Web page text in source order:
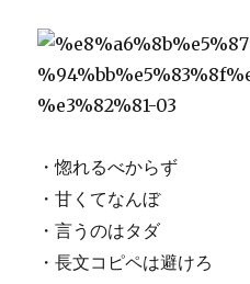
・惚れるべからず
・甘くてなんぼ
・言うのはタダ
・長文コピペは避けろ